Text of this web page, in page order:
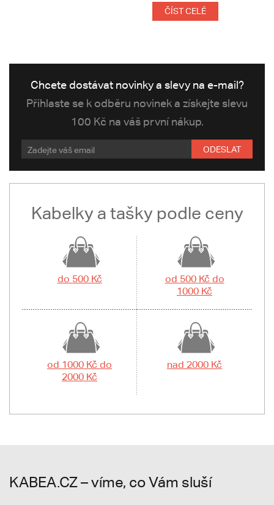
ČÍST CELÉ
Chcete dostávat novinky a slevy na e-mail?
Přihlaste se k odběru novinek a získejte slevu
100 Kč na váš první nákup.
ODESLAT
Kabelky a tašky podle ceny
do 500 Kč
od 500 Kč do
1000 Kč
od 1000 Kč do
2000 Kč
nad 2000 Kč
KABEA.CZ – víme, co Vám sluší